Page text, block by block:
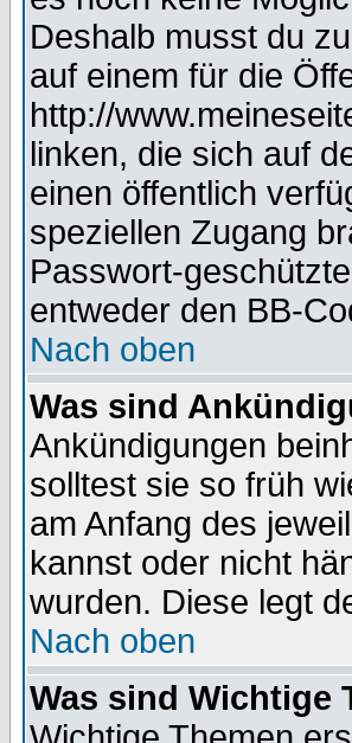
Deshalb musst du
auf einem für die
http://
linken, die sich auf
einen öffentlich
speziellen Zugang
Passwort-
entweder den BB-
Nach oben
Was sind
Ankündigungen
solltest sie so früh
am Anfang des
kannst oder nicht
wurden. Diese legt
Nach oben
Was sind Wichtige